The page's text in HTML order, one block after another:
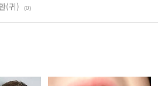
(귀) (0)